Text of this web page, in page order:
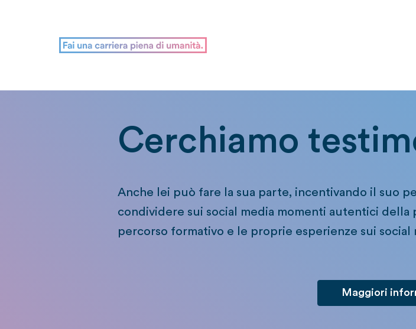
Cerchiamo
Anche lei può fare la sua parte, incentivando il suo
condividere sui social media momenti autentici
percorso formativo e le proprie esperienze sui social
Maggiori